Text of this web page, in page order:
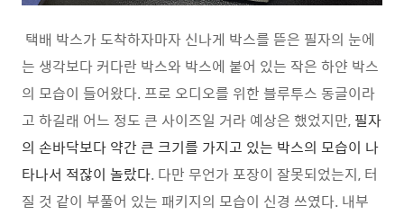
택배 박스가 도착하자마자 신나게 박스를 뜯은 필자의 눈에
는 생각보다 커다란 박스와 박스에 붙어 있는 작은 하얀 박스
의 모습이 들어왔다. 프로 오디오를 위한 블루투스 동글이라
고 하길래 어느 정도 큰 사이즈일 거라 예상은 했었지만, 필자
의 손바닥보다 약간 큰 크기를 가지고 있는 박스의 모습이 나
타나서 적잖이 놀랐다. 다만 무언가 포장이 잘못되었는지, 터
질 것 같이 부풀어 있는 패키지의 모습이 신경 쓰였다. 내부